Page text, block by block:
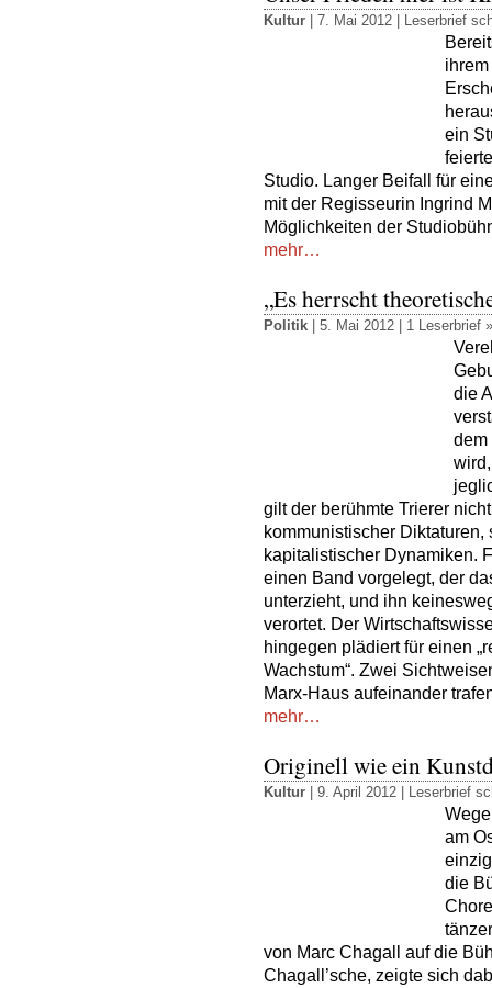
Kultur | 7. Mai 2012 | Leserbrief
ein
Studio. Langer Beifall für
mit der Regisseurin Ingrind
Möglichkeiten der
mehr…
„Es herrscht
Politik | 5. Mai 2012 | 1 Leserbrief »
die
dem
gilt der berühmte Trierer
kommunistischer
kapitalistischer Dynamiken.
einen Band vorgelegt, der
unterzieht, und ihn
verortet. Der
hingegen plädiert für einen
Wachstum“. Zwei
Marx-Haus aufeinander
mehr…
Originell wie ein
Kultur | 9. April 2012 | Leserbrief
am
die
von Marc Chagall auf die
Chagall’sche, zeigte sich